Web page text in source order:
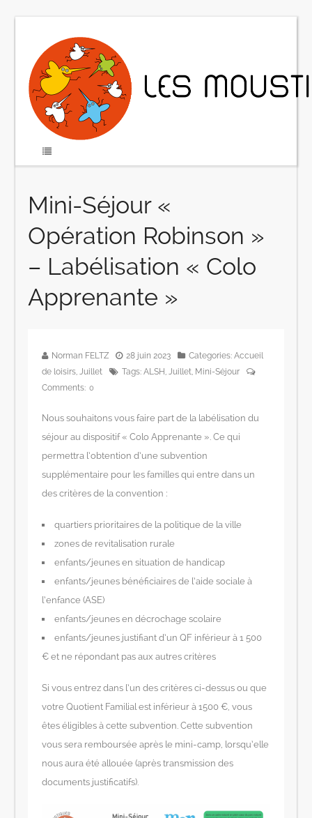
Mini-Séjour «
Opération Robinson »
– Labélisation « Colo
Apprenante »
Norman FELTZ 28 juin 2023 Categories:Accueil
de loisirs,Juillet Tags:ALSH ,Juillet, Mini-Séjour
Comments: 0
Nous souhaitons vous faire part de la labélisation du
séjour au dispositif « Colo Apprenante ». Ce qui
permettra l’obtention d’une subvention
supplémentaire pour les familles qui entre dans un
des critères de la convention :
quartiers prioritaires de la politique de la ville
zones de revitalisation rurale
enfants/jeunes en situation de handicap
enfants/jeunes bénéficiaires de l’aide sociale à
l’enfance (ASE)
enfants/jeunes en décrochage scolaire
enfants/jeunes justifiant d’un QF inférieur à 1 500
€ et ne répondant pas aux autres critères
Si vous entrez dans l’un des critères ci-dessus ou que
votre Quotient Familial est inférieur à 1500 €, vous
êtes éligibles à cette subvention. Cette subvention
vous sera remboursée après le mini-camp, lorsqu’elle
nous aura été allouée (après transmission des
documents justificatifs).